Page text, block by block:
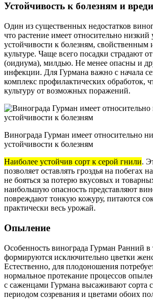
Устойчивость к болезням и
Один из существенных недостатков
что растение имеет относительно низкий
устойчивости к болезням, свойственным
культуре. Чаще всего посадки страдают
(оидиума), милдью. Не менее опасны и
инфекции. Для Гурмана важно с начала
комплекс профилактических обработок,
культуру от возможных поражений.
Винограда Гурман имеет относительно
устойчивости к болезням
Наиболее устойчив сорт к серой гнили.
позволяет оставлять гроздья на побегах
не бояться за потерю вкусовых и
наибольшую опасность представляют
повреждают тонкую кожуру, питаются
практически весь урожай.
Опыление
Особенность винограда Гурман Ранний в
формируются исключительно цветки
Естественно, для плодоношения
нормальное протекание процессов
с саженцами Гурмана высаживают сорта
периодом созревания и цветами обоих